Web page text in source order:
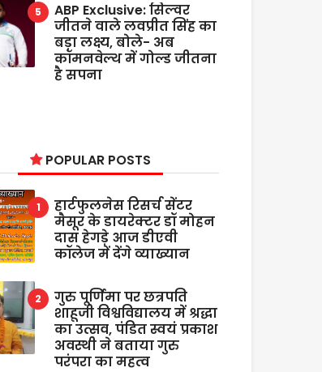
ABP Exclusive: सिल्वर
जीतने वाले लवप्रीत सिंह का
बड़ा लक्ष्य, बोले- अब
कॉमनवेल्थ में गोल्ड जीतना
है सपना
POPULAR POSTS
हार्टफुलनेस रिसर्च सेंटर
मैसूर के डायरेक्टर डॉ मोहन
दास हेगड़े आज डीएवी
कॉलेज में देंगे व्याख्यान
गुरु पूर्णिमा पर छत्रपति
शाहूजी विश्वविद्यालय में श्रद्धा
का उत्सव, पंडित स्वयं प्रकाश
अवस्थी ने बताया गुरु
परंपरा का महत्व